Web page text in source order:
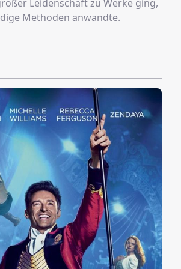
Leidenschaft zu Werke ging,
Methoden anwandte.